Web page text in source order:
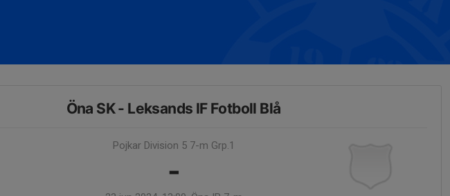
Öna SK - Leksands IF Fotboll Blå
Pojkar Division 5 7-m Grp.1
-